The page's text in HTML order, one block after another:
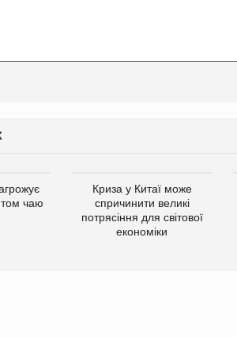
чаю
Криза у Китаї може
спричинити великі
потрясіння для світової
економіки